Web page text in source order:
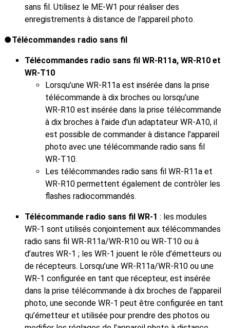
sans fil. Utilisez le ME‑W1 pour réaliser des
enregistrements à distance de l’appareil photo.
Télécommandes radio sans fil
Télécommandes radio sans fil WR‑R11a, WR‑R10 et
WR‑T10
Lorsqu’une WR‑R11a est insérée dans la prise
télécommande à dix broches ou lorsqu’une
WR‑R10 est insérée dans la prise télécommande
à dix broches à l’aide d’un adaptateur WR‑A10, il
est possible de commander à distance l’appareil
photo avec une télécommande radio sans fil
WR‑T10.
Les télécommandes radio sans fil WR‑R11a et
WR‑R10 permettent également de contrôler les
flashes radiocommandés.
Télécommande radio sans fil WR‑1 : les modules
WR‑1 sont utilisés conjointement aux télécommandes
radio sans fil WR‑R11a/WR‑R10 ou WR‑T10 ou à
d’autres WR‑1 ; les WR‑1 jouent le rôle d’émetteurs ou
de récepteurs. Lorsqu’une WR‑R11a/WR‑R10 ou une
WR‑1 configurée en tant que récepteur, est insérée
dans la prise télécommande à dix broches de l’appareil
photo, une seconde WR‑1 peut être configurée en tant
qu’émetteur et utilisée pour prendre des photos ou